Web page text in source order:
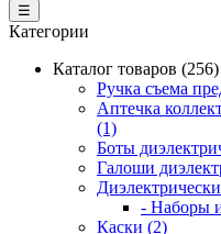
☰
Категории
Каталог товаров (256)
Ручка съема
Аптечка
(1)
Боты
Галоши
- Наборы
Каски (2)